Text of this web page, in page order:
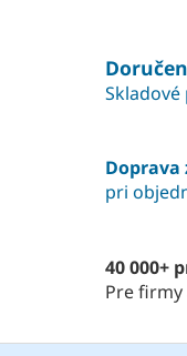
Doprava
pri
40 000+
Pre